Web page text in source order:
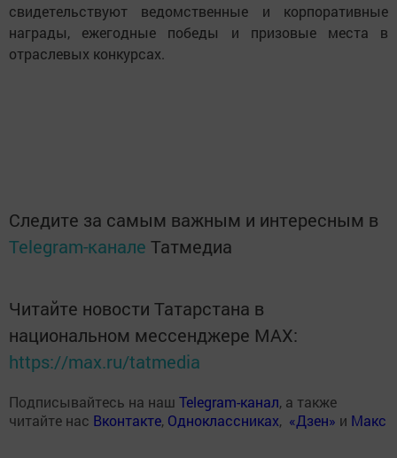
свидетельствуют ведомственные и корпоративные
награды, ежегодные победы и призовые места в
отраслевых конкурсах.
Следите за самым важным и интересным в
Telegram-канале Татмедиа
Читайте новости Татарстана в
национальном мессенджере MАХ:
https://max.ru/tatmedia
Подписывайтесь на наш Telegram-канал, а также
читайте нас Вконтакте, Одноклассниках, «Дзен» и Макс